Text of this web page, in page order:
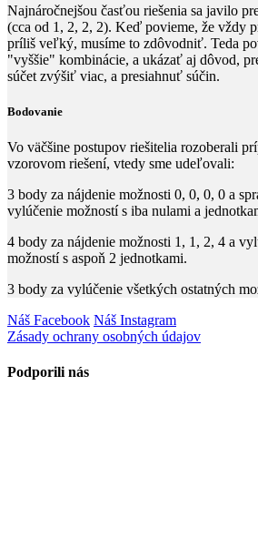
Najnáročnejšou časťou riešenia sa javilo
(cca od 1, 2, 2, 2​). Keď povieme, že vždy
príliš veľký, musíme to zdôvodniť. Teda
"vyššie" kombinácie, a ukázať aj dôvod,
súčet zvýšiť viac, a presiahnuť súčin.
Bodovanie
Vo väčšine postupov riešitelia rozoberali
vzorovom riešení, vtedy sme udeľovali:
3 ​ body za nájdenie možnosti 0, 0, 0, 0 a
vylúčenie možností s iba nulami a
4 ​ body za nájdenie možnosti 1, 1, 2, 4 a
možností s aspoň 2 ​ jednotkami.
3 body za vylúčenie všetkých ostatných
Náš Facebook Náš Instagram
Zásady ochrany osobných údajov
Podporili nás